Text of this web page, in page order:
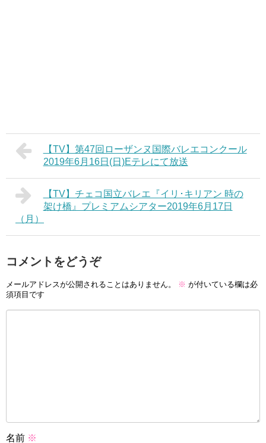
【TV】第47回ローザンヌ国際バレエコンクール
2019年6月16日(日)Eテレにて放送
【TV】チェコ国立バレエ『イリ･キリアン 時の
架け橋』プレミアムシアター2019年6月17日
（月）
コメントをどうぞ
メールアドレスが公開されることはありません。 ※ が付いている欄は必
須項目です
名前 ※